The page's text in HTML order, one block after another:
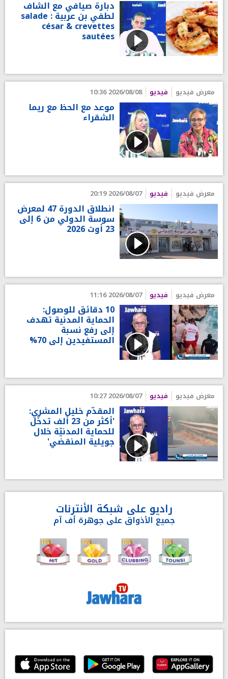
دبارة صيافي مع الشاف
لطفي بن عربية : salade
césar & crevettes
sautées
معرض فيديو فيديو 2026/08/08 10:36
موعد مع الحظ مع ريما
الشقراء
معرض فيديو فيديو 2026/08/07 20:19
انطلاق الدورة 47 لمعرض
سوسة الدولي من 6 إلى
23 أوت 2026
معرض فيديو فيديو 2026/08/07 11:16
10 دقائق للوصول:
الحماية المدنية تهدف
إلى رفع نسبة
المستفيدين إلى 70%
معرض فيديو فيديو 2026/08/07 10:27
المقدّم خليل المشري:
'أكثر من 23 ألف تدخّل
للحماية المدنيّة خلال
جويلية المنقضي'
راديو على شبكة الأنترنات
جميع الأذواق على جوهرة أف آم